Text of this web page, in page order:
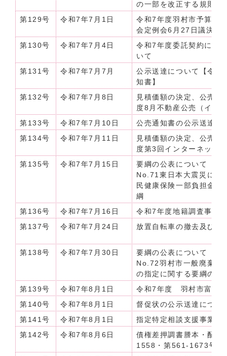
の一部を改正する規則
第129号
令和7年7月1日
令和7年度羽村市予算の
会定例会6月27日議決分]
第130号
令和7年7月4日
令和7年度委託契約に伴
いて
第131号
令和7年7月7月
公示送達について【令和
知書】
第132号
令和7年7月8日
見積価額の決定、公売
度8月不動産公売（イン
第133号
令和7年7月10日
公売通知書の公示送達に
第134号
令和7年7月11日
見積価額の決定、公売
度第3回インターネット
第135号
令和7年7月15日
要綱の公表について（
No.71東日本大震災によ
民健康保険一部負担金
綱
第136号
令和7年7月16日
令和7年度地籍調査事業
第137号
令和7年7月24日 放置自転車の撤去及び保
第138号 令和7年7月30日
要綱の公表について（
No.72羽村市一般廃棄物
の指定に関する要綱の一
第139号
令和7年8月1日
令和7年度 羽村市富士
第140号
令和7年8月1日
督促状の公示送達につい
第141号
令和7年8月1日
指定特定相談支援事業所
第142号
令和7年8月6日
債権差押調書謄本・配
1558・第561-1673号】